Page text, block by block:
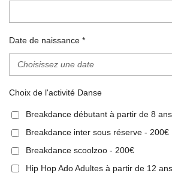
Date de naissance *
Choix de l'activité Danse
Breakdance débutant à partir de 8
Breakdance inter sous réserve - 200€
Breakdance scoolzoo - 200€
Hip Hop Ado Adultes à partir de 12